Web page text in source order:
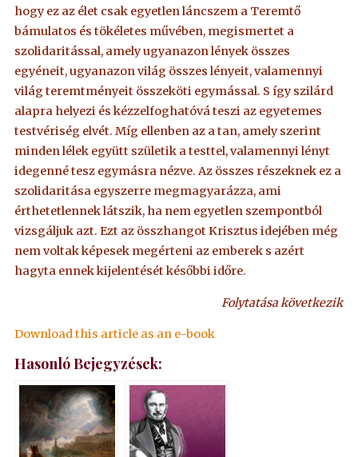
hogy ez az élet csak egyetlen láncszem a Teremtő
bámulatos és tökéletes művében, megismertet a
szolidaritással, amely ugyanazon lények összes
egyéneit, ugyanazon világ összes lényeit, valamennyi
világ teremtményeit összeköti egymással. S így szilárd
alapra helyezi és kézzelfoghatóvá teszi az egyetemes
testvériség elvét. Míg ellenben az a tan, amely szerint
minden lélek együtt születik a testtel, valamennyi lényt
idegenné tesz egymásra nézve. Az összes részeknek ez a
szolidaritása egyszerre megmagyarázza, ami
érthetetlennek látszik, ha nem egyetlen szempontból
vizsgáljuk azt. Ezt az összhangot Krisztus idejében még
nem voltak képesek megérteni az emberek s azért
hagyta ennek kijelentését későbbi időre.
Folytatása következik
Download this article as an e-book
Hasonló Bejegyzések: